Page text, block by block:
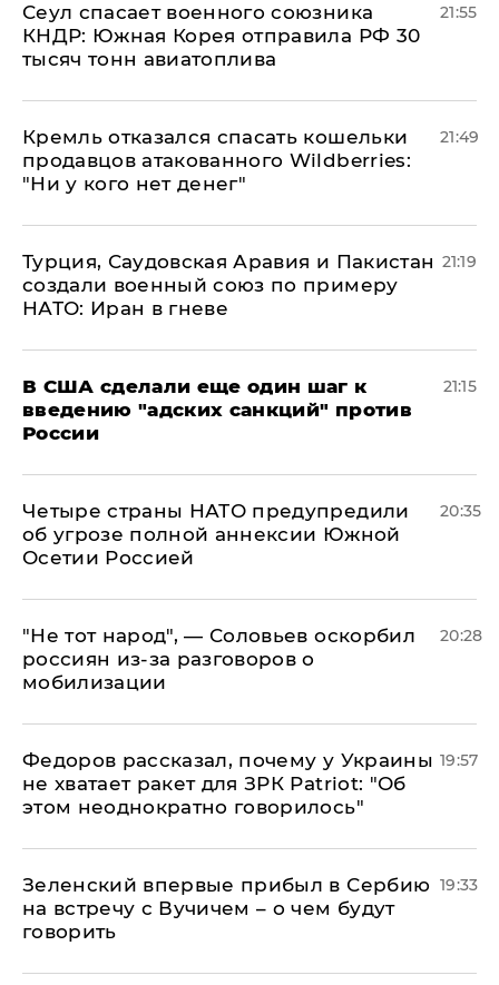
​Сеул спасает военного союзника
КНДР: Южная Корея отправила РФ 30
тысяч тонн авиатоплива
21:55
Кремль отказался спасать кошельки
продавцов атакованного Wildberries:
"Ни у кого нет денег"
21:49
Турция, Саудовская Аравия и Пакистан
создали военный союз по примеру
НАТО: Иран в гневе
21:19
В США сделали еще один шаг к
введению "адских санкций" против
России
21:15
Четыре страны НАТО предупредили
об угрозе полной аннексии Южной
Осетии Россией
20:35
​"Не тот народ", — Соловьев оскорбил
россиян из-за разговоров о
мобилизации
20:28
Федоров рассказал, почему у Украины
не хватает ракет для ЗРК Patriot: "Об
этом неоднократно говорилось"
19:57
Зеленский впервые прибыл в Сербию
на встречу с Вучичем – о чем будут
говорить
19:33